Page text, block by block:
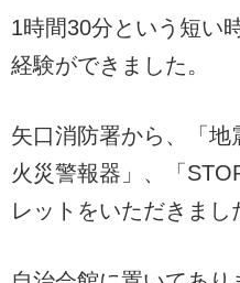
1時間30分という短い
経験ができました。
矢口消防署から、「地
火災警報器」、「
レットをいただきまし